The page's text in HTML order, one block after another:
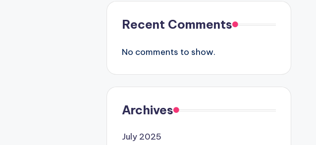
Recent Comments
No comments to show.
Archives
July 2025